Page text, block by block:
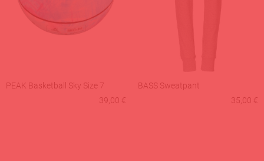
PEAK Basketball Sky Size 7
39,00 €
BASS Sweatpant
35,00 €